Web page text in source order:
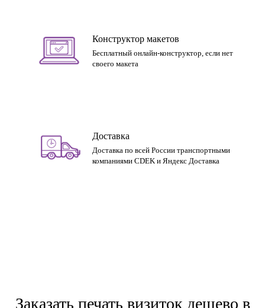
Конструктор макетов
Бесплатный онлайн-конструктор, если нет
своего макета
Доставка
Доставка по всей России транспортными
компаниями CDEK и Яндекс Доставка
Заказать печать визиток дешево в